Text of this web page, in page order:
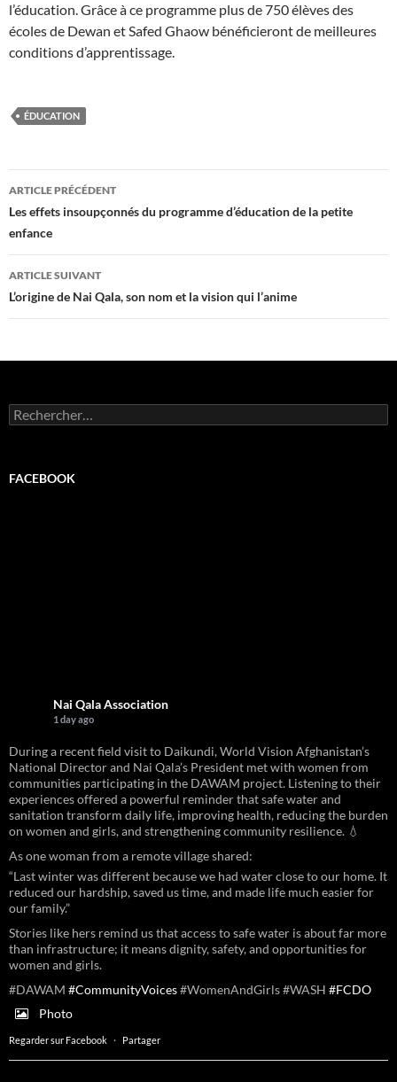
l’éducation. Grâce à ce programme plus de 750 élèves des
écoles de Dewan et Safed Ghaow bénéficieront de meilleures
conditions d’apprentissage.
ÉDUCATION
Navigation
des
articles
ARTICLE PRÉCÉDENT
Les effets insoupçonnés du programme d’éducation de la petite
enfance
ARTICLE SUIVANT
L’origine de Nai Qala, son nom et la vision qui l’anime
Rechercher :
FACEBOOK
Nai Qala Association
1 day ago
During a recent field visit to Daikundi, World Vision Afghanistan’s
National Director and Nai Qala’s President met with women from
communities participating in the DAWAM project. Listening to their
experiences offered a powerful reminder that safe water and
sanitation transform daily life, improving health, reducing the burden
on women and girls, and strengthening community resilience. 💧
As one woman from a remote village shared:
“Last winter was different because we had water close to our home. It
reduced our hardship, saved us time, and made life much easier for
our family.”
Stories like hers remind us that access to safe water is about far more
than infrastructure; it means dignity, safety, and opportunities for
women and girls.
#DAWAM #CommunityVoices#WomenAndGirls #WASH #FCDO
Photo
Regarder sur Facebook · Partager